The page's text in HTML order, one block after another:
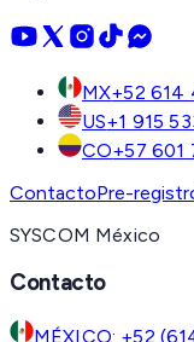
MX+52 614
US+1 915
CO+57 601
ContactoPre-
SYSCOM México
Contacto
MÉXICO: +52